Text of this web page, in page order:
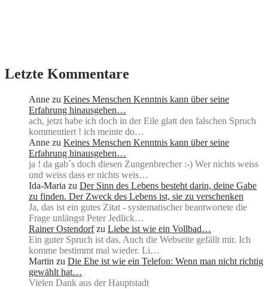
Letzte Kommentare
Anne zu Keines Menschen Kenntnis kann über seine
Erfahrung hinausgehen…
ach, jetzt habe ich doch in der Eile glatt den falschen Spruch
kommentiert ! ich meinte do…
Anne zu Keines Menschen Kenntnis kann über seine
Erfahrung hinausgehen…
ja ! da gab´s doch diesen Zungenbrecher :-) Wer nichts weiss
und weiss dass er nichts weis…
Ida-Maria zu Der Sinn des Lebens besteht darin, deine Gabe
zu finden. Der Zweck des Lebens ist, sie zu verschenken
Ja, das ist ein gutes Zitat - systematischer beantwortete die
Frage unlängst Peter Jedlick…
Rainer Ostendorf zu Liebe ist wie ein Vollbad…
Ein guter Spruch ist das. Auch die Webseite gefällt mir. Ich
komme bestimmt mal wieder. Li…
Martin zu Die Ehe ist wie ein Telefon: Wenn man nicht richtig
gewählt hat…
Vielen Dank aus der Hauptstadt